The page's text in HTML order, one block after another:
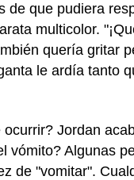
de que pudiera
multicolor.
quería gritar
le ardía tanto
Jordan
vómito? Algunas
de "vomitar".